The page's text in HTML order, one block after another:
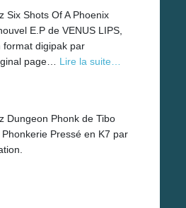
Six Shots Of A Phoenix
E.P de VENUS LIPS,
format digipak par
page… Lire la suite…
Dungeon Phonk de Tibo
Pressé en K7 par